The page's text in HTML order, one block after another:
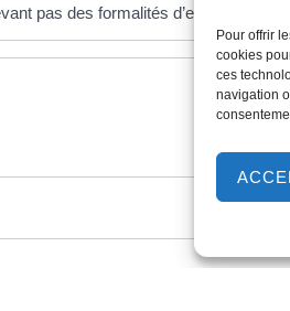
Pour offrir
cookies
ces
navigation
pas des formalités d’entreprises ?